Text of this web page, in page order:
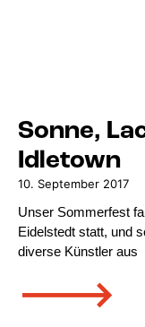
Sonne,
Idletown
10. September 2017
Unser Sommerfest
Eidelstedt statt, und
diverse Künstler aus
🡒